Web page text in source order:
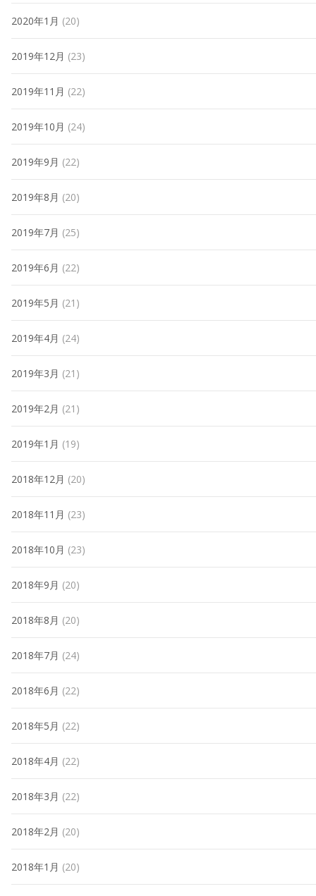
2020年1月 (20)
2019年12月 (23)
2019年11月 (22)
2019年10月 (24)
2019年9月 (22)
2019年8月 (20)
2019年7月 (25)
2019年6月 (22)
2019年5月 (21)
2019年4月 (24)
2019年3月 (21)
2019年2月 (21)
2019年1月 (19)
2018年12月 (20)
2018年11月 (23)
2018年10月 (23)
2018年9月 (20)
2018年8月 (20)
2018年7月 (24)
2018年6月 (22)
2018年5月 (22)
2018年4月 (22)
2018年3月 (22)
2018年2月 (20)
2018年1月 (20)